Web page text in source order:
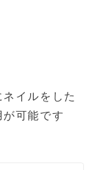
イルをした
が可能です